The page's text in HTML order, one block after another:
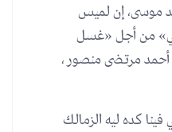
موسى، إن لميس
من أجل «غسل
مرتضى منصور ،
كده ليه الزمالك